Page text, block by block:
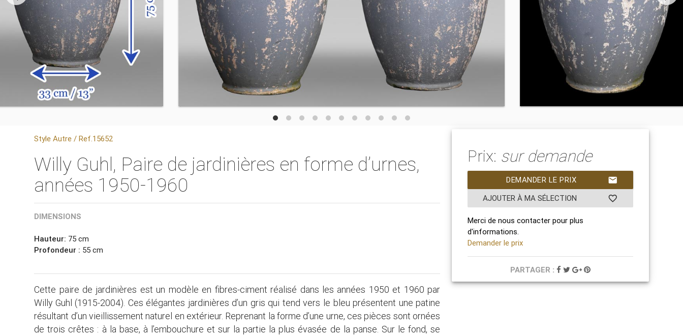
Style Autre / Ref.15652
Willy Guhl, Paire de jardinières en forme d’urnes,
années 1950-1960
DIMENSIONS
Hauteur: 75 cm
Profondeur : 55 cm
Cette paire de jardinières est un modèle en fibres-ciment réalisé dans les années 1950 et 1960 par
Willy Guhl (1915-2004). Ces élégantes jardinières d’un gris qui tend vers le bleu présentent une patine
résultant d’un vieillissement naturel en extérieur. Reprenant la forme d’une urne, ces pièces sont ornées
de trois crêtes : à la base, à l’embouchure et sur la partie la plus évasée de la panse. Sur le fond, se
Prix: sur demande
mail
DEMANDER LE PRIX
favorite_border
AJOUTER À MA SÉLECTION
Merci de nous contacter pour plus
d'informations.
Demander le prix
PARTAGER :